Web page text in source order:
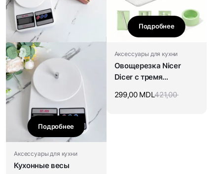
Подробнее
Аксессуары для кухни
Кухонные весы
Подробнее
Аксессуары для кухни
Овощерезка Nicer
Dicer с тремя
421,00
299,00 MDL